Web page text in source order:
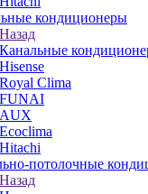
кондиционеры
Назад
Канальные
Hisense
Royal Clima
FUNAI
AUX
Ecoclima
Hitachi
потолочные
Назад